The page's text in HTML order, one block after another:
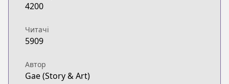
4200
Читачі
5909
Автор
Gae (Story & Art)